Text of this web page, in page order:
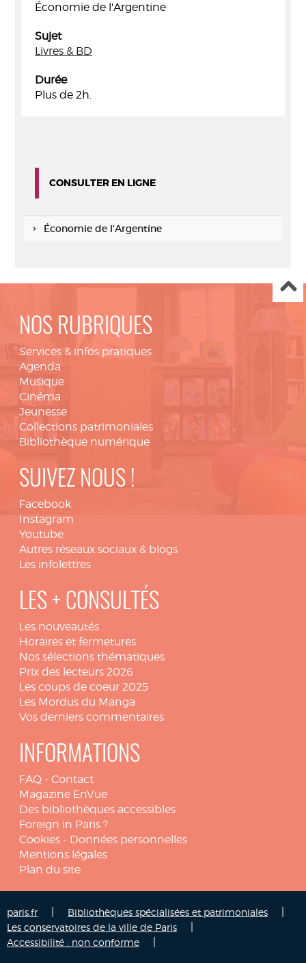
Économie de l'Argentine
Sujet
Livres & BD
Durée
Plus de 2h.
CONSULTER EN LIGNE
Économie de l'Argentine
NOS RUBRIQUES
Services & infos pratiques
Agenda
Musique
Cinéma
Jeunesse
Collections patrimoniales
Bibliothèque numérique
SUIVEZ NOUS !
Facebook
Instagram
Youtube
Autres réseaux sociaux & blogs
Les infolettres
LES + CONSULTÉS
Les nouveautés
Horaires et fermetures
Nos sélections thématiques
Prix des lecteurs 2026
Les coups de coeur 2025
Les Mordus du Manga
Vos derniers commentaires
INFORMATIONS
FAQ - Contact
Magazine EnVue
Des bibliothèques accessibles
Foreign in Paris ?
Cookies - Données personnelles
Mentions légales
Plan du site
paris.fr Bibliothèques spécialisées et patrimoniales
Les conservatoires de la ville de Paris
Accessibilité : non conforme